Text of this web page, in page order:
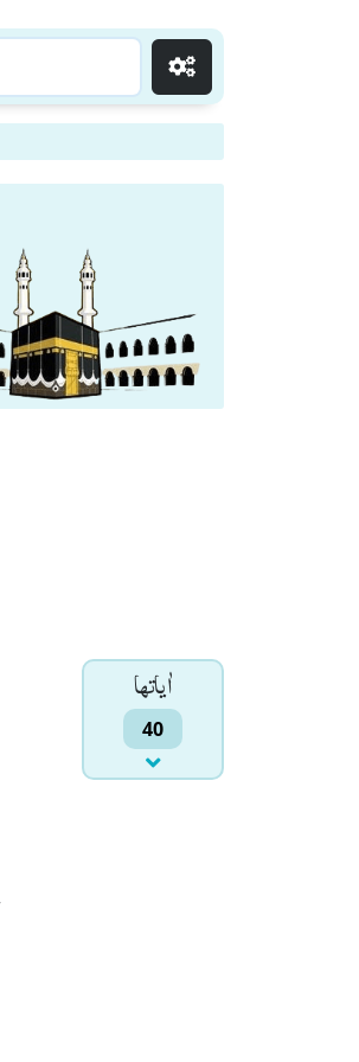
اٰياتها
40